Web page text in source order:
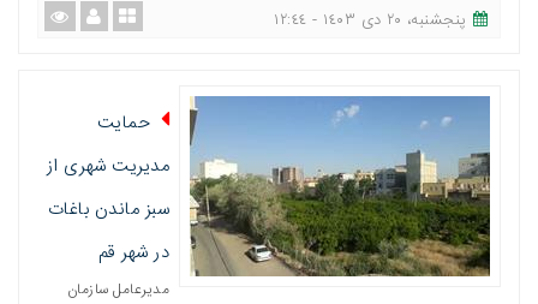
پنجشنبه، ٢٠ دی ١٤٠٣ - ١٢:٤٤
حمایت
مدیریت شهری از
سبز ماندن باغات
در شهر قم
مدیرعامل سازمان